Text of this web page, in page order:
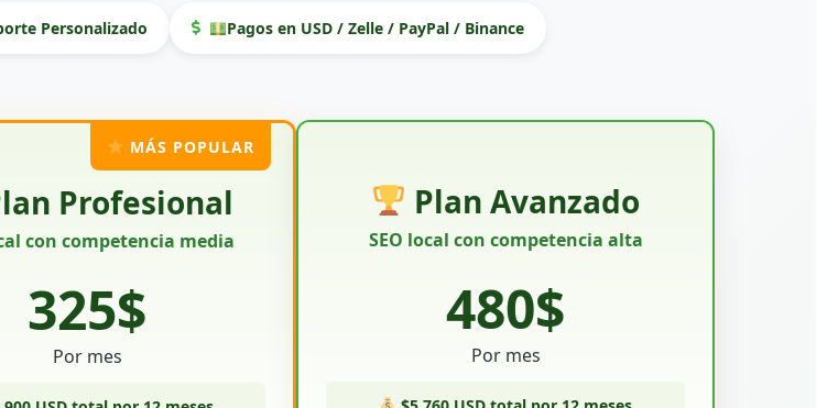
Personalizado Pagos en USD / Zelle / PayPal / Binance
MÁS POPULAR
Profesional
con competencia media
325$
Por mes
Plan Avanzado
SEO local con competencia alta
480$
Por mes